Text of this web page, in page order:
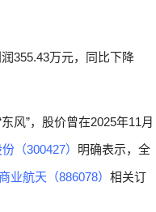
355.43万元，同比下降
东风”，股价曾在2025年11月
（300427）
明确表示，全
商业航天（886078） 相关订